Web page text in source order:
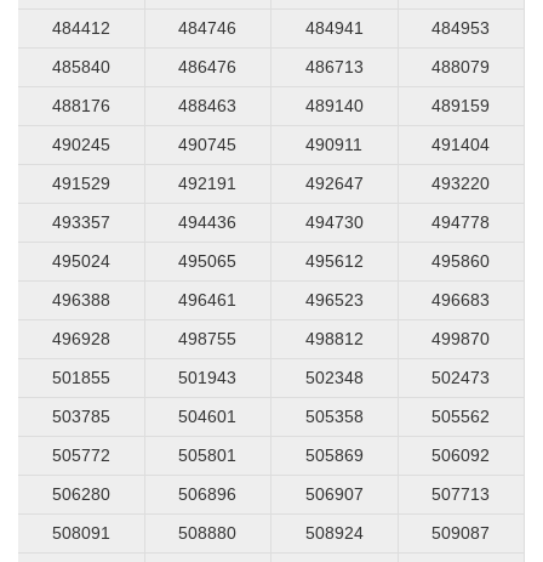
484412
484746 484941
484953
485840
486476 486713
488079
488176
488463 489140
489159
490245
490745 490911
491404
491529
492191 492647
493220
493357
494436 494730
494778
495024
495065 495612
495860
496388
496461 496523
496683
496928
498755 498812
499870
501855
501943 502348
502473
503785
504601 505358
505562
505772
505801 505869
506092
506280
506896 506907
507713
508091
508880 508924
509087